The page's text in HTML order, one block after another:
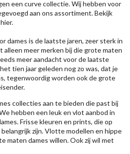
een curve collectie. Wij hebben voor
aan ons assortiment. Bekijk
hier.
dames is de laatste jaren, zeer sterk in
alleen meer merken bij die grote maten
meer aandacht voor de laatste
tien jaar geleden nog zo was, dat je
tegenwoordig worden ook de grote
collecties aan te bieden die past bij
hebben een leuk en vlot aanbod in
Frisse kleuren en prints, die op
zijn. Vlotte modellen en hippe
maten dames willen. Ook zij wil met